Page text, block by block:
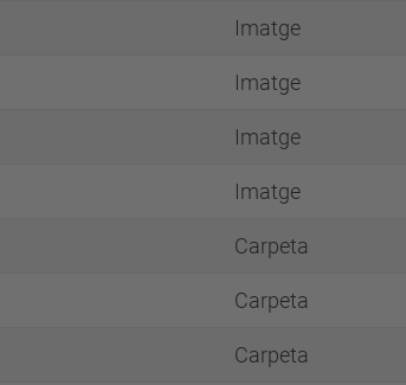
Imatge
Imatge
Imatge
Imatge
Carpeta
Carpeta
Carpeta